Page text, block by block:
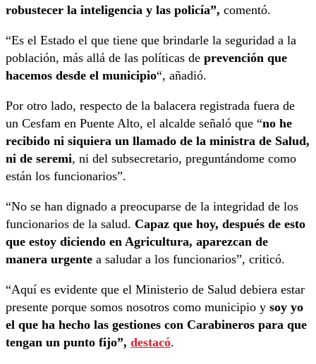
robustecer la inteligencia y las policía”, comentó.
“Es el Estado el que tiene que brindarle la seguridad a la
población, más allá de las políticas de prevención que
hacemos desde el municipio“, añadió.
Por otro lado, respecto de la balacera registrada fuera de
un Cesfam en Puente Alto, el alcalde señaló que “no he
recibido ni siquiera un llamado de la ministra de Salud,
ni de seremi, ni del subsecretario, preguntándome como
están los funcionarios”.
“No se han dignado a preocuparse de la integridad de los
funcionarios de la salud. Capaz que hoy, después de esto
que estoy diciendo en Agricultura, aparezcan de
manera urgente a saludar a los funcionarios”, criticó.
“Aquí es evidente que el Ministerio de Salud debiera estar
presente porque somos nosotros como municipio y soy yo
el que ha hecho las gestiones con Carabineros para que
tengan un punto fijo”, destacó.